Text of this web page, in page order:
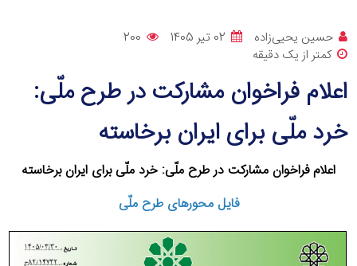
حسین یحیی‌زاده 02 تیر 1405
200
کمتر از یک دقیقه
اعلام فراخوان مشارکت در طرح ملّی:
خرد ملّی برای ایران برخاسته
اعلام فراخوان مشارکت در طرح ملّی: خرد ملّی برای ایران برخاسته
فایل محورهای طرح ملّی